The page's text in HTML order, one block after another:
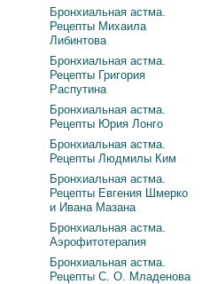
Бронхиальная астма.
Рецепты Михаила
Либинтова
Бронхиальная астма.
Рецепты Григория
Распутина
Бронхиальная астма.
Рецепты Юрия Лонго
Бронхиальная астма.
Рецепты Людмилы Ким
Бронхиальная астма.
Рецепты Евгения Шмерко
и Ивана Мазана
Бронхиальная астма.
Аэрофитотерапия
Бронхиальная астма.
Рецепты С. О. Младенова